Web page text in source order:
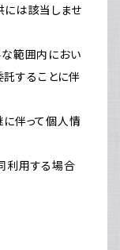
は該当しませ
な範囲内におい
することに伴
に伴って個人情
利用する場合